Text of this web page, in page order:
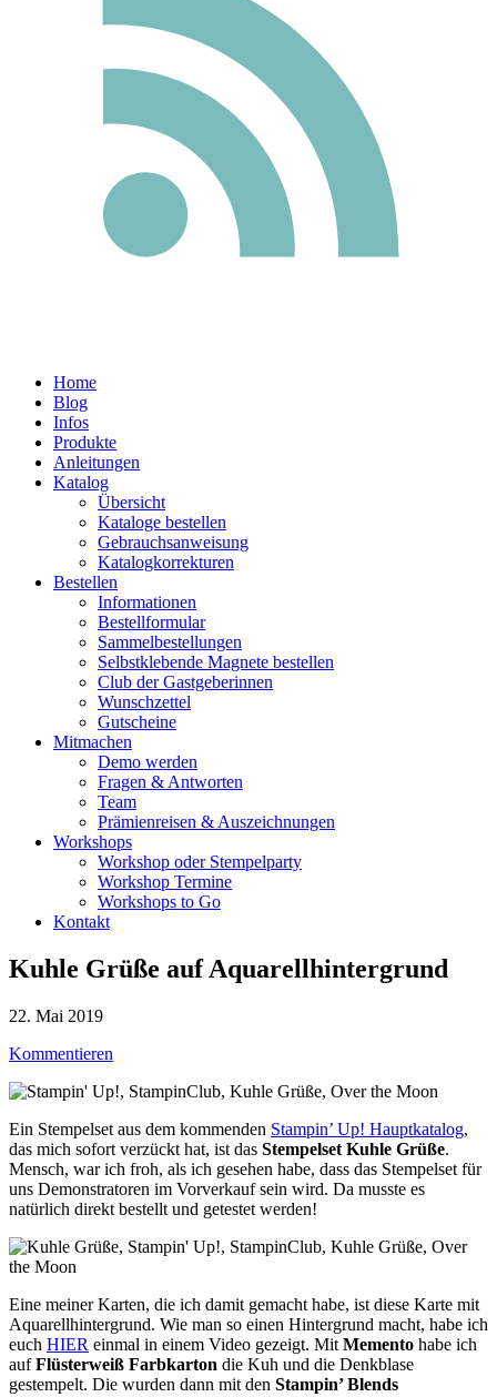
Home
Blog
Infos
Produkte
Anleitungen
Katalog
Übersicht
Kataloge bestellen
Gebrauchsanweisung
Katalogkorrekturen
Bestellen
Informationen
Bestellformular
Sammelbestellungen
Selbstklebende Magnete bestellen
Club der Gastgeberinnen
Wunschzettel
Gutscheine
Mitmachen
Demo werden
Fragen & Antworten
Team
Prämienreisen & Auszeichnungen
Workshops
Workshop oder Stempelparty
Workshop Termine
Workshops to Go
Kontakt
Kuhle Grüße auf Aquarellhintergrund
22. Mai 2019
Kommentieren
Ein Stempelset aus dem kommenden Stampin’ Up! Hauptkatalog,
das mich sofort verzückt hat, ist das Stempelset Kuhle Grüße.
Mensch, war ich froh, als ich gesehen habe, dass das Stempelset für
uns Demonstratoren im Vorverkauf sein wird. Da musste es
natürlich direkt bestellt und getestet werden!
Eine meiner Karten, die ich damit gemacht habe, ist diese Karte mit
Aquarellhintergrund. Wie man so einen Hintergrund macht, habe ich
euch HIER einmal in einem Video gezeigt. Mit Memento habe ich
aufFlüsterweiß Farbkarton die Kuh und die Denkblase
gestempelt. Die wurden dann mit den Stampin’ Blends